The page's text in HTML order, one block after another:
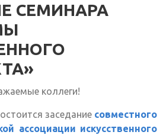
СЕМИНАРА
коллеги!
заседание совместного
ассоциации искусственного